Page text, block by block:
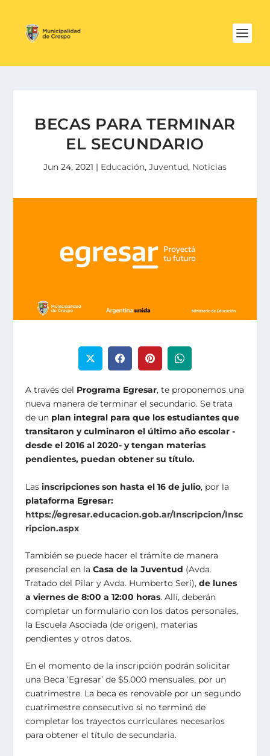
BECAS PARA TERMINAR
EL SECUNDARIO
Jun 24, 2021 | Educación, Juventud, Noticias
A través del Programa Egresar, te proponemos una
nueva manera de terminar el secundario. Se trata
de un plan integral para que los estudiantes que
transitaron y culminaron el último año escolar -
desde el 2016 al 2020- y tengan materias
pendientes, puedan obtener su título.
Las inscripciones son hasta el 16 de julio, por la
plataforma Egresar:
https://egresar.educacion.gob.ar/Inscripcion/Insc
ripcion.aspx
También se puede hacer el trámite de manera
presencial en laCasa de la Juventud (Avda.
Tratado del Pilar y Avda. Humberto Seri),de lunes
a viernes de 8:00 a 12:00 horas. Allí, deberán
completar un formulario con los datos personales,
la Escuela Asociada (de origen), materias
pendientes y otros datos.
En el momento de la inscripción podrán solicitar
una Beca ‘Egresar’ de $5.000 mensuales, por un
cuatrimestre. La beca es renovable por un segundo
cuatrimestre consecutivo si no terminó de
completar los trayectos curriculares necesarios
para obtener el título de secundaria.